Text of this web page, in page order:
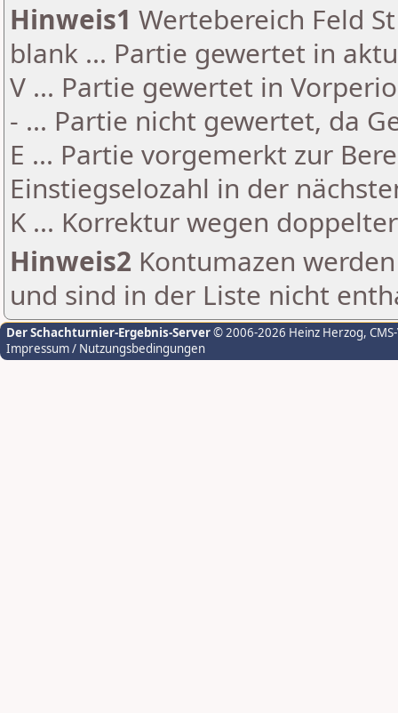
Hinweis1 Wertebereich Feld
blank ... Partie gewertet in
V ... Partie gewertet in
- ... Partie nicht gewertet, da
E ... Partie vorgemerkt zur
Einstiegselozahl in der
K ... Korrektur wegen
Hinweis2 Kontumazen
und sind in der Liste nicht
Der Schachturnier-Ergebnis-Server© 2006-2026 Heinz Herzog,
Impressum / Nutzungsbedingungen